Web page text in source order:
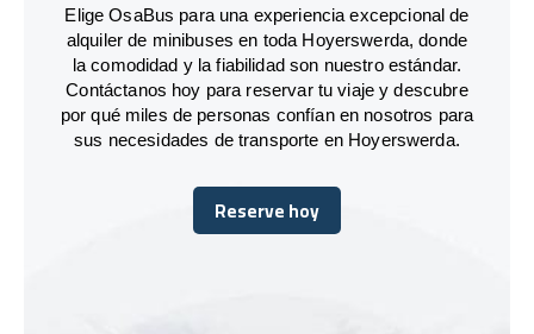
Elige OsaBus para una experiencia excepcional de
alquiler de minibuses en toda Hoyerswerda, donde
la comodidad y la fiabilidad son nuestro estándar.
Contáctanos hoy para reservar tu viaje y descubre
por qué miles de personas confían en nosotros para
sus necesidades de transporte en Hoyerswerda.
Reserve hoy
Reserve hoy